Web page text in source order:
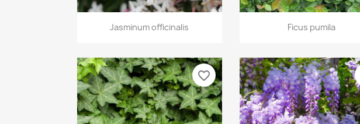
Vista rápida
Jasminum officinalis Vista rápida
Ficus pumila
favorite_border